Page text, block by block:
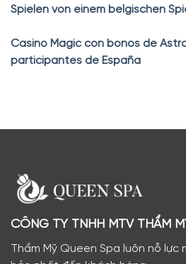
Spielen von einem belgischen
Casino Magic con bonos de
participantes de España
CÔNG TY TNHH MTV THẨM
Thẩm Mỹ Queen Spa luôn nỗ lực